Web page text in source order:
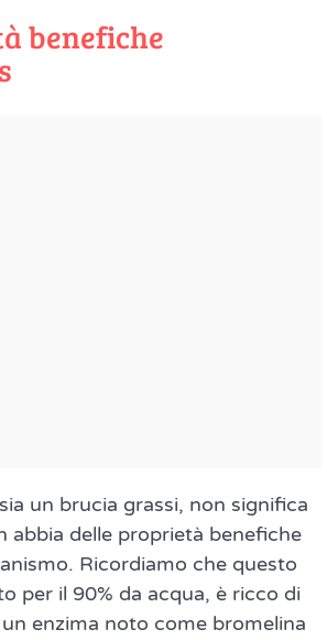
benefiche
un brucia grassi, non significa
abbia delle proprietà benefiche
Ricordiamo che questo
per il 90% da acqua, è ricco di
enzima noto come bromelina